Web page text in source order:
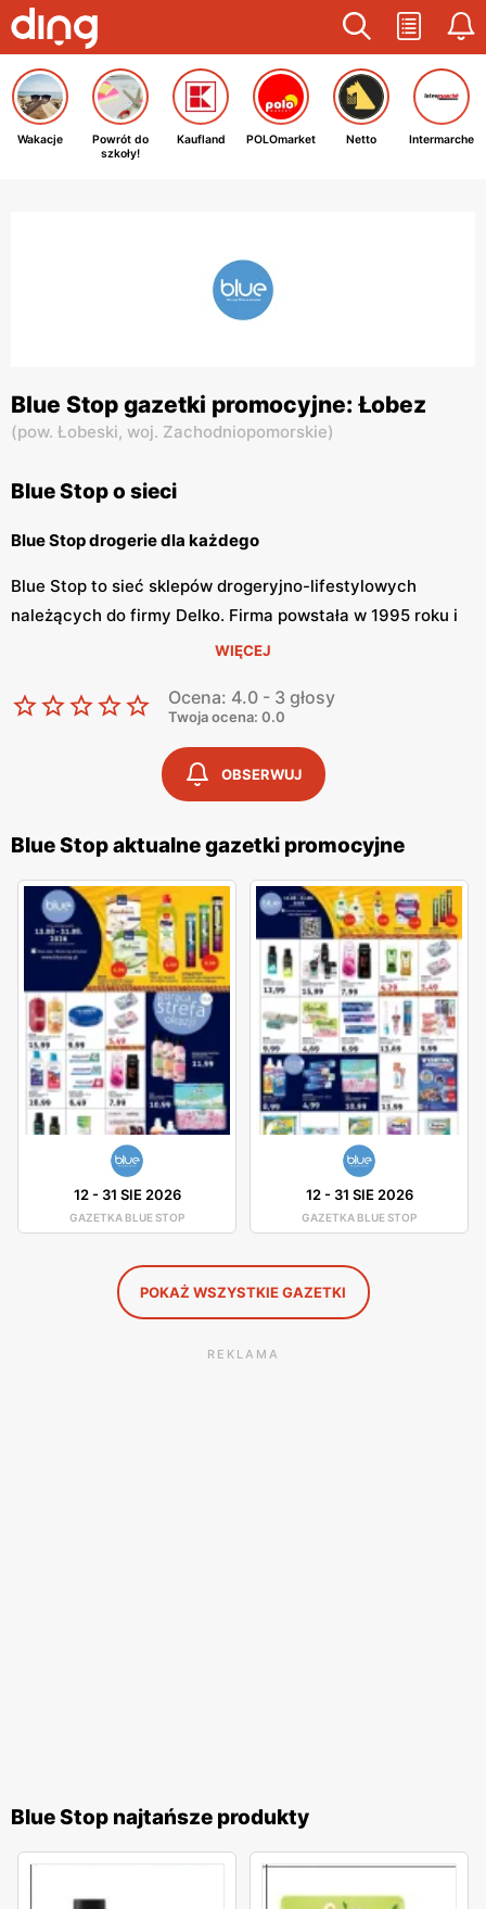
Wakacje
Powrót do
szkoły!
Kaufland POLOmarket Netto Intermarche
Blue Stop gazetki promocyjne: Łobez
(pow. Łobeski, woj. Zachodniopomorskie)
Blue Stop o sieci
Blue Stop drogerie dla każdego
Blue Stop to sieć sklepów drogeryjno-lifestylowych
należących do firmy Delko. Firma powstała w 1995 roku i
od tego czasu zapewnienia komfort i wysoką jakość dla
szeroką ofertę produktową, lecz również różnego rodzaju
usługi. Drogerie Blue Stop są praktycznie w każdym
Blue Stop szeroka oferta handlowa
Blue Stop oferuje różnego rodzaju produkty typowe dla
sklepów drogeryjnych. W sklepach sieci można znaleźć
kosmetyki marek własnych, takich jak Filip, Oskar,
Delikato, Teak, Delko Professional i wielu innych. W sklepie
są również produkty z oferty chemii domowej, takie jak
proszek do prania, płyn do naczyń lub kapsułki do
zmywarki.
Blue Stop gazetki promocyjne i okazje
Blue Stop posiada własne gazetki promocyjne, które
zawierają różnorodne okazje cenowe. W sklepie często
można trafić na przeceny i zniżki. W drogeriach Blue Stop
można dostać różnorodne produkty, na przykład proszek
do prania w promocji, tanie kosmetyki oraz produkty do
higieny w okazyjnych cenach. Gazetki promocyjne
zawierają całą gamę produktów.
WIĘCEJ
Ocena: 4.0 - 3 głosy
Twoja ocena: 0.0
OBSERWUJ
Blue Stop aktualne gazetki promocyjne
12- 31 SIE 2026
GAZETKA BLUE STOP
12- 31 SIE 2026
GAZETKA BLUE STOP
POKAŻ WSZYSTKIE GAZETKI
REKLAMA
Blue Stop najtańsze produkty